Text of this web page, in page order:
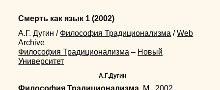
Смерть как язык 1 (2002)
А.Г. Дугин / Философия Традиционализма / Web
Archive
Философия Традиционализма – Новый
Университет
А.Г.Дугин
Философия Традиционализма, М., 2002